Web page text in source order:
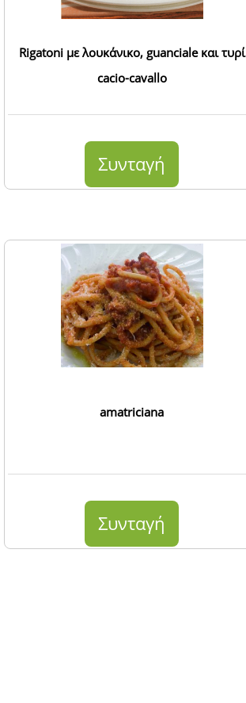
Rigatoni με λουκάνικο, guanciale και τυρί
cacio-cavallo
Συνταγή
amatriciana
Συνταγή